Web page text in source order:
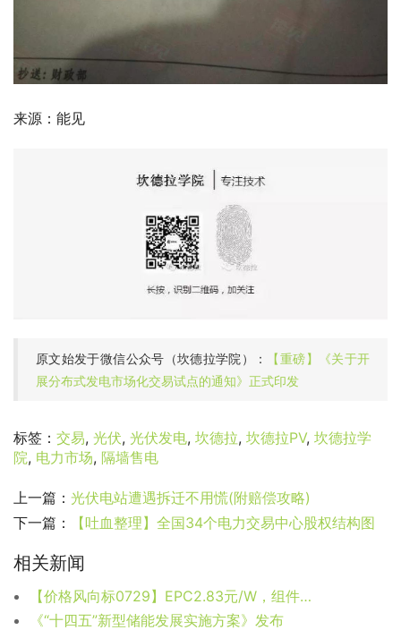
来源：能见
原文始发于微信公众号（坎德拉学院）：
【重磅】《关于开
展分布式发电市场化交易试点的通知》正式印发
标签： 交易, 光伏, 光伏发电, 坎德拉, 坎德拉PV, 坎德拉学
院, 电力市场, 隔墙售电
上一篇： 光伏电站遭遇拆迁不用慌(附赔偿攻略)
下一篇：
【吐血整理】全国34个电力交易中心股权结构图
相关新闻
【价格风向标0729】EPC2.83元/W，组件0.754元/W，近期光伏设备、EPC、监理等价格信息
《“十四五”新型储能发展实施方案》发布